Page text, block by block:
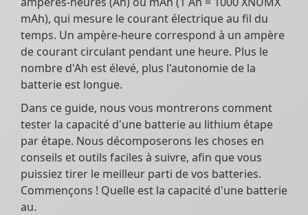
mAh), qui mesure le courant électrique au fil du
temps. Un ampère-heure correspond à un ampère
de courant circulant pendant une heure. Plus le
nombre d'Ah est élevé, plus l'autonomie de la
batterie est longue.
Dans ce guide, nous vous montrerons comment
tester la capacité d'une batterie au lithium étape
par étape. Nous décomposerons les choses en
conseils et outils faciles à suivre, afin que vous
puissiez tirer le meilleur parti de vos batteries.
Commençons ! Quelle est la capacité d'une batterie
au.